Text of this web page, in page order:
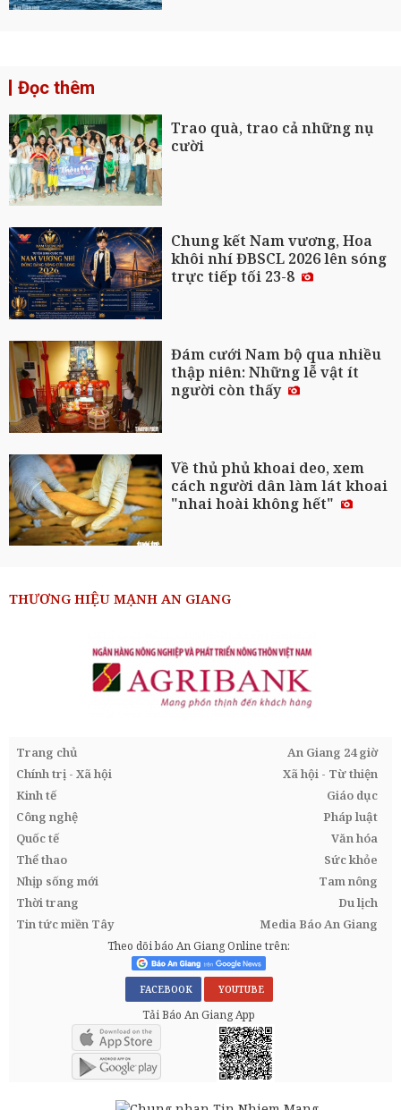
Đọc thêm
Trao quà, trao cả những nụ
cười
Chung kết Nam vương, Hoa
khôi nhí ĐBSCL 2026 lên sóng
trực tiếp tối 23-8
Đám cưới Nam bộ qua nhiều
thập niên: Những lễ vật ít
người còn thấy
Về thủ phủ khoai deo, xem
cách người dân làm lát khoai
"nhai hoài không hết"
THƯƠNG HIỆU MẠNH AN GIANG
Trang chủ
An Giang 24 giờ
Chính trị - Xã hội
Xã hội - Từ thiện
Kinh tế
Giáo dục
Công nghệ
Pháp luật
Quốc tế
Văn hóa
Thể thao
Sức khỏe
Nhịp sống mới
Tam nông
Thời trang
Du lịch
Tin tức miền Tây
Media Báo An Giang
Theo dõi báo An Giang Online trên:
FACEBOOK YOUTUBE
Tải Báo An Giang App